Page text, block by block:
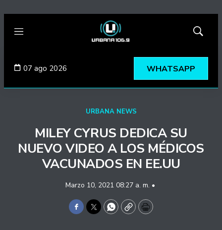
Menú
Mostrar
07 ago 2026 WHATSAPP
URBANA NEWS
MILEY CYRUS DEDICA SU
NUEVO VIDEO A LOS MÉDICOS
VACUNADOS EN EE.UU
Marzo 10, 2021 08:27 a. m. •
Facebook
TwitterWhatsApp
CopyPrint